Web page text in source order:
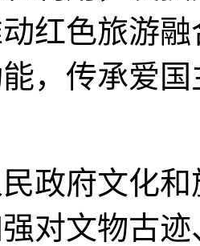
红色旅游
，传承爱
政府文化
对文物古